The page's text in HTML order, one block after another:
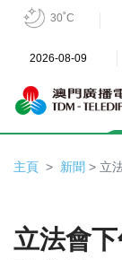
30˚C
2026-08-09
主頁 新聞 > 立
立法會